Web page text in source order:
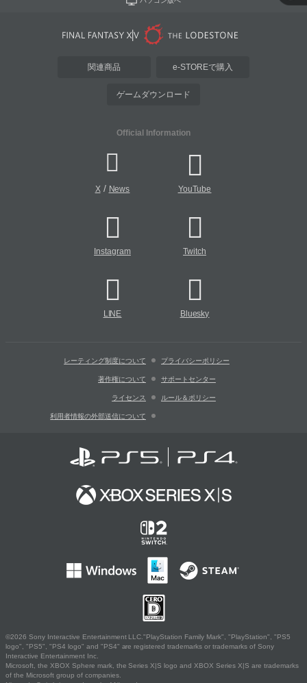
関連商品 e-STOREで購入
ゲームダウンロード
Official Information
X/ News YouTube
Instagram Twitch
LINE Bluesky
レーティング制度について プライバシーポリシー
著作権について サポートセンター
ライセンス ルール＆ポリシー
利用者情報の外部送信について
©2026 Sony Interactive Entertainment LLC."PlayStation Family Mark", "PlayStation", "PS5
logo", "PS5", "PS4 logo" and "PS4" are registered trademarks or trademarks of Sony
Interactive Entertainment Inc.
Microsoft, the XBOX Sphere mark, the Series X|S logo and XBOX Series X|S are trademarks
of the Microsoft group of companies.